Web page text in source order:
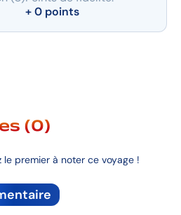
+ 0 points
(0)
le premier à noter ce voyage !